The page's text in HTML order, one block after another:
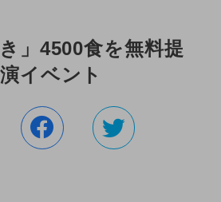
」4500食を無料提
イベント